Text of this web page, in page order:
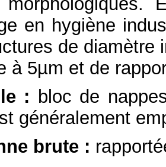
en hygiène
de diamètre
à 5µm et de
: bloc de
généralement
brute :